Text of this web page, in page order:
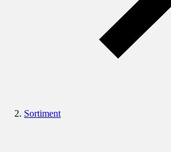
Sortiment